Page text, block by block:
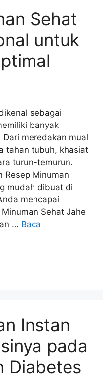
Sehat
untuk
sebagai
banyak
meredakan mual
tahan tubuh, khasiat
turun-temurun.
Resep Minuman
mudah dibuat di
mencapai
Sehat Jahe
… Baca
Instan
pada
Diabetes